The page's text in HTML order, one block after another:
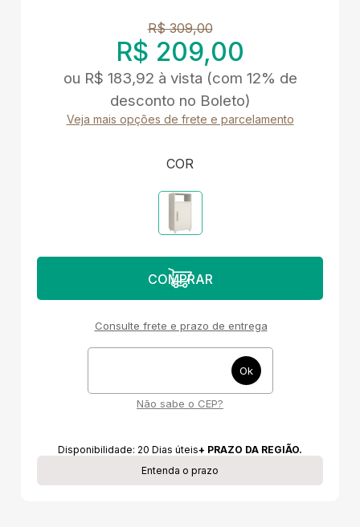
R$ 309,00
R$ 209,00
ou R$ 183,92 à vista (com 12% de
desconto no Boleto)
Veja mais opções de frete e parcelamento
COR
Consulte frete e prazo de entrega
Não sabe o CEP?
Disponibilidade: 20 Dias úteis+ PRAZO DA REGIÃO.
Entenda o prazo